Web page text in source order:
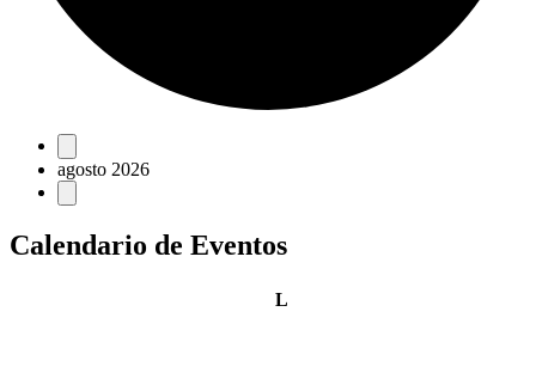
Eventos
agosto 2026
Calendario de Eventos
Llunes